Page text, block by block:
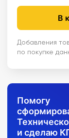
В
Добавления
по покупке
Помогу
и сделаю